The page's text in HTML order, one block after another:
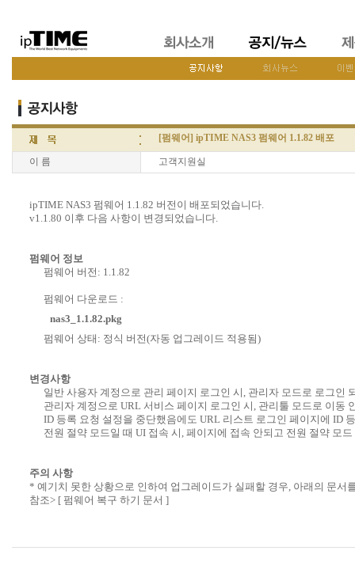
[펌웨어] ipTIME NAS3 펌웨어 1.1.82 배포
이 름 고객지원실
ipTIME NAS3 펌웨어 1.1.82 버전이 배포되었습니다.
v1.1.80 이후 다음 사항이 변경되었습니다.
펌웨어 정보
펌웨어 버전: 1.1.82
펌웨어 다운로드 :
nas3_1.1.82.pkg
펌웨어 상태: 정식 버전(자동 업그레이드 적용됨)
변경사항
일반 사용자 계정으로 관리 페이지 로그인 시, 관리자 모드로 로그인
관리자 계정으로 URL 서비스 페이지 로그인 시, 관리툴 모드로 이동
ID 등록 요청 설정을 중단했음에도 URL 리스트 로그인 페이지에 ID
전원 절약 모드일 때 UI 접속 시, 페이지에 접속 안되고 전원 절약 모
주의 사항
* 예기치 못한 상황으로 인하여 업그레이드가 실패할 경우, 아래의 문서
참조> [ 펌웨어 복구 하기 문서 ]